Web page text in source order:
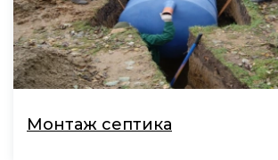
Монтаж септика